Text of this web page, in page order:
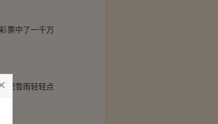
票中了一千万
纪雪雨轻轻点